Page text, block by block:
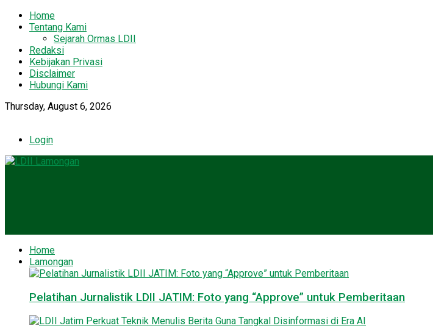
Home
Tentang Kami
Sejarah Ormas LDII
Redaksi
Kebijakan Privasi
Disclaimer
Hubungi Kami
Thursday, August 6, 2026
Login
Home
Lamongan
Pelatihan Jurnalistik LDII JATIM: Foto yang “Approve” untuk Pemberitaan